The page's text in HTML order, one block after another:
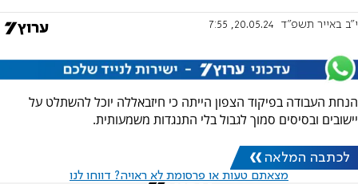
י"ב באייר תשפ"ד 20.05.24, 7:55
הנחת העבודה בפיקוד הצפון הייתה כי חיזבאללה יוכל להשתלט על
יישובים ובסיסים סמוך לגבול בלי התנגדות משמעותית.
לכתבה המלאה
מצאתם טעות או פרסומת לא ראויה? דווחו לנו